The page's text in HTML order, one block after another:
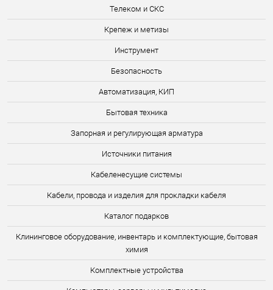
Телеком и СКС
Крепеж и метизы
Инструмент
Безопасность
Автоматизация, КИП
Бытовая техника
Запорная и регулирующая арматура
Источники питания
Кабеленесущие системы
Кабели, провода и изделия для прокладки кабеля
Каталог подарков
Клининговое оборудование, инвентарь и комплектующие, бытовая
химия
Комплектные устройства